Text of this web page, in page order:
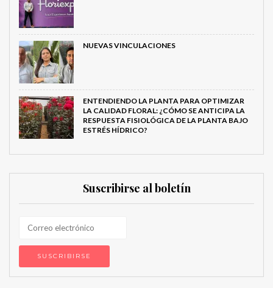
NUEVAS VINCULACIONES
ENTENDIENDO LA PLANTA PARA OPTIMIZAR
LA CALIDAD FLORAL: ¿CÓMO SE ANTICIPA LA
RESPUESTA FISIOLÓGICA DE LA PLANTA BAJO
ESTRÉS HÍDRICO?
Suscribirse al boletín